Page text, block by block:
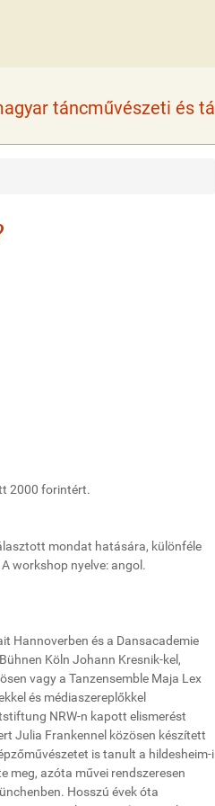
táncművészeti és
2000 forintért.
mondat hatására, különféle
workshop nyelve: angol.
Hannoverben és a Dansacademie
Köln Johann Kresnik-kel,
vagy a Tanzensemble Maja Lex
és médiaszereplőkkel
NRW-n kapott elismerést
Julia Frankennel közösen készített
is tanult a hildesheim-i
meg, azóta művei rendszeresen
Hosszú évek óta